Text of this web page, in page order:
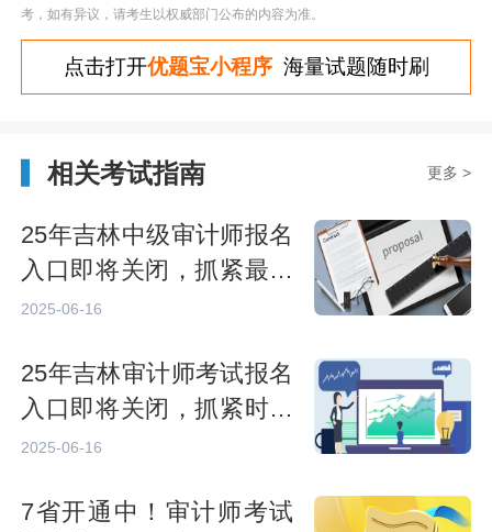
考，如有异议，请考生以权威部门公布的内容为准。
点击打开优题宝小程序海量试题随时刷
相关考试指南 更多 >
25年吉林中级审计师报名
入口即将关闭，抓紧最后
机会
2025-06-16
25年吉林审计师考试报名
入口即将关闭，抓紧时间
报名
2025-06-16
7省开通中！审计师考试